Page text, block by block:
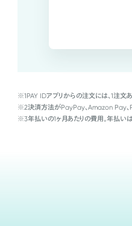
※1PAY IDアプリからの注文には、1注文
※2決済方法がPayPay、Amazon Pay、
※3年払いの1ヶ月あたりの費用。年払いは